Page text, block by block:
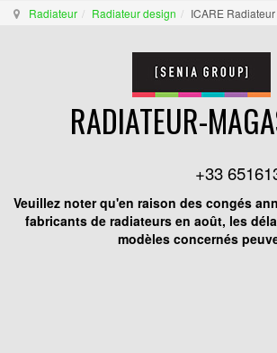
Radiateur Radiateur design ICARE Radiateur
RADIATEUR-
+33
Veuillez noter qu'en raison des congés
fabricants de radiateurs en août, les
modèles concernés